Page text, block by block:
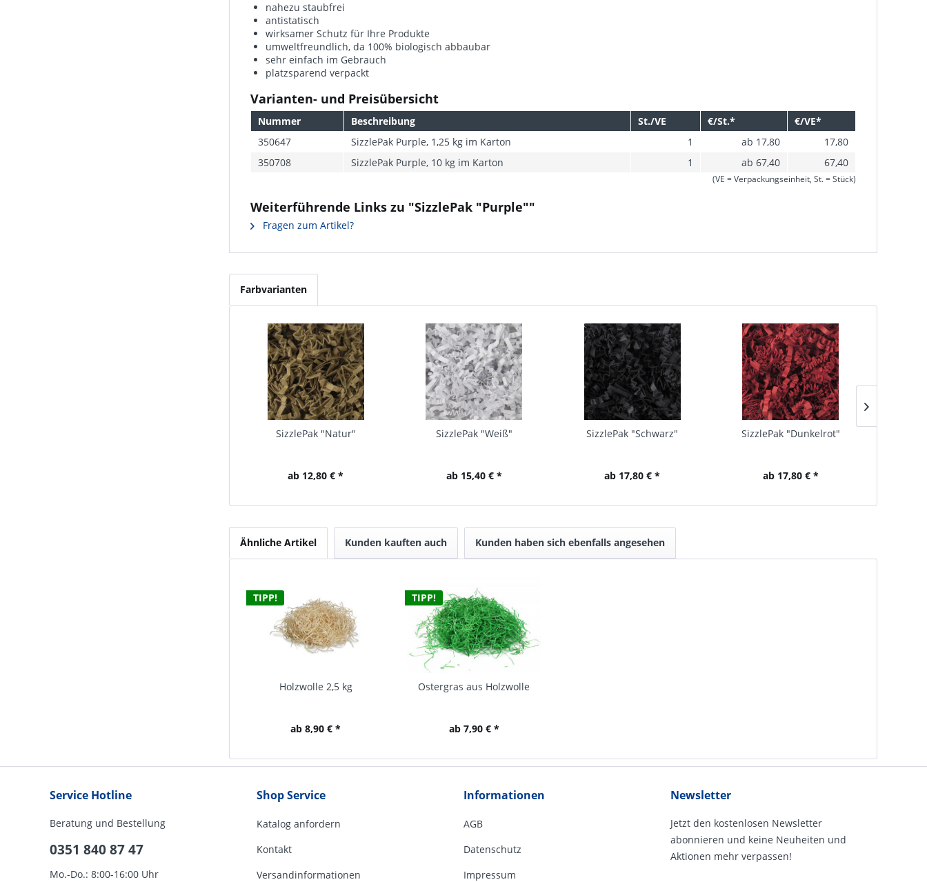
nahezu staubfrei
antistatisch
wirksamer Schutz für Ihre Produkte
umweltfreundlich, da 100% biologisch abbaubar
sehr einfach im Gebrauch
platzsparend verpackt
Varianten- und Preisübersicht
Nummer Beschreibung St./VE €/St.*
€/VE*
350647
SizzlePak Purple, 1,25 kg im Karton 1 ab 17,80
17,80
350708
SizzlePak Purple, 10 kg im Karton 1 ab 67,40 67,40
(VE = Verpackungseinheit, St. = Stück)
Weiterführende Links zu "SizzlePak "Purple""
Fragen zum Artikel?
Farbvarianten
SizzlePak "Natur"
ab 12,80 € *
SizzlePak "Weiß"
ab 15,40 € *
SizzlePak "Schwarz"
ab 17,80 € *
SizzlePak "Dunkelrot"
ab 17,80 € *
Ähnliche Artikel Kunden kauften auch Kunden haben sich ebenfalls angesehen
TIPP!
Holzwolle 2,5 kg
ab 8,90 € *
TIPP!
Ostergras aus Holzwolle
ab 7,90 € *
Service Hotline
Beratung und Bestellung
0351 840 87 47
Mo.-Do.: 8:00-16:00 Uhr
Shop Service
Katalog anfordern
Kontakt
Versandinformationen
Informationen
AGB
Datenschutz
Impressum
Newsletter
Jetzt den kostenlosen Newsletter
abonnieren und keine Neuheiten und
Aktionen mehr verpassen!